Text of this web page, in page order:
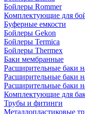
Бойлеры Rommer
Комплектующие для
Буферные емкости
Бойлеры Gekon
Бойлеры Termica
Бойлеры Thermex
Баки мембранные
Расширительные баки
Расширительные баки
Расширительные баки
Комплектующие для
Трубы и фитинги
Металлопластиковые